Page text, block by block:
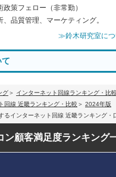
策フェロー（非常勤）
品質管理、マーケティング。
≫鈴木研究室につ
グ
インターネット回線ランキング・比較
回線 近畿ランキング・比較
2024年版
るインターネット回線 近畿ランキング・
ン顧客満足度ランキング